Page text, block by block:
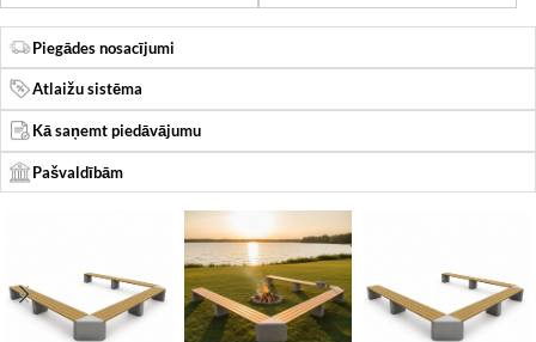
Piegādes nosacījumi
Atlaižu sistēma
Kā saņemt piedāvājumu
Pašvaldībām